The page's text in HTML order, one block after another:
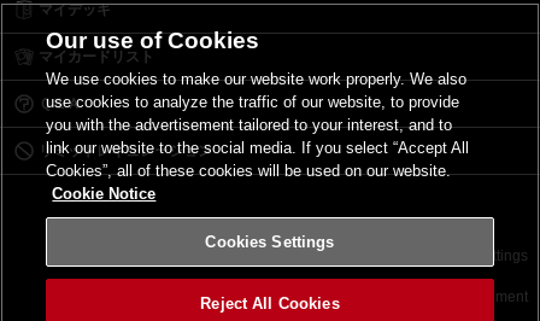
マイデッキ
マイカードリスト
Ｑ＆Ａ
リミットレギュレーション
サイトポリシー Cookies Settings
©2026 Konami Digital Entertainment
Our use of Cookies
We use cookies to make our website work properly. We also
use cookies to analyze the traffic of our website, to provide
you with the advertisement tailored to your interest, and to
link our website to the social media. If you select “Accept All
Cookies”, all of these cookies will be used on our website.
Cookie Notice
Cookies Settings
Reject All Cookies